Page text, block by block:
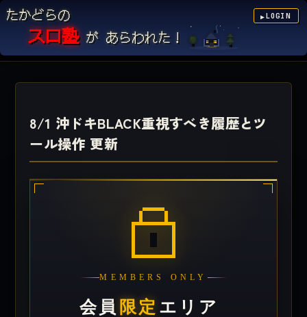
▶LOGIN
たかどらの
スロ塾が あらわれた！
8/1 沖ドキBLACK重視すべき履歴とツ
ール操作 更新
MEMBERS ONLY
会員 限定 エリア